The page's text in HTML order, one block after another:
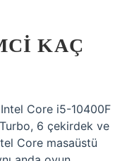
KAÇ
Core i5-10400F
6 çekirdek ve
Core masaüstü